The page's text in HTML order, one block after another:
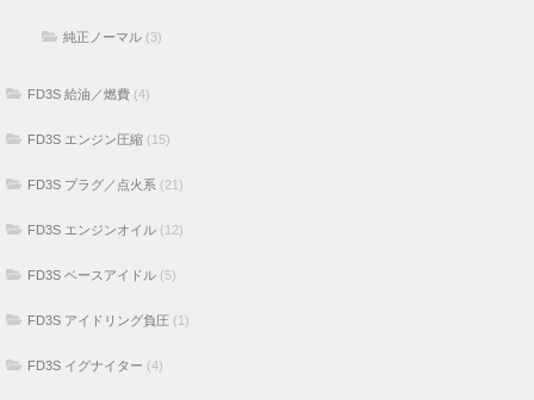
純正ノーマル (3)
FD3S 給油／燃費 (4)
FD3S エンジン圧縮 (15)
FD3S プラグ／点火系 (21)
FD3S エンジンオイル (12)
FD3S ベースアイドル (5)
FD3S アイドリング負圧 (1)
FD3S イグナイター (4)